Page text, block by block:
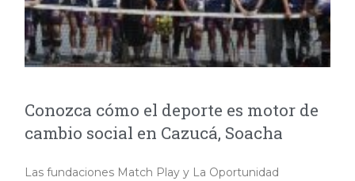
Conozca cómo el deporte es motor de
cambio social en Cazucá, Soacha
Las fundaciones Match Play y La Oportunidad